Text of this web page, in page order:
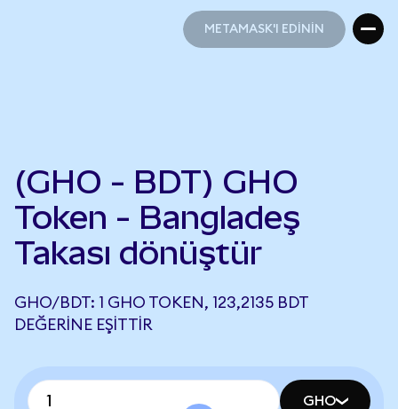
METAMASK'I EDİNİN
(GHO - BDT) GHO
Token - Bangladeş
Takası dönüştür
GHO/BDT: 1 GHO TOKEN, 123,2135 BDT
DEĞERINE EŞITTIR
GHO